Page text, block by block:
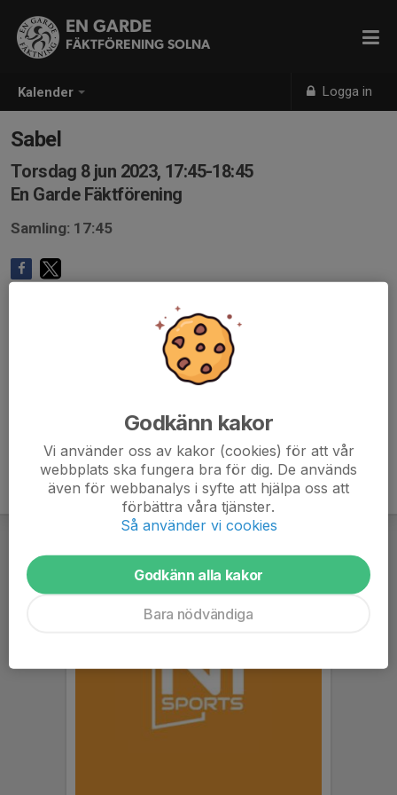
Kalender Logga in
EN GARDE
FÄKTFÖRENING SOLNA
Sabel
Torsdag 8 jun 2023, 17:45-18:45
En Garde Fäktförening
Samling: 17:45
Godkänn kakor
Vi använder oss av kakor (cookies) för att vår
webbplats ska fungera bra för dig. De används
även för webbanalys i syfte att hjälpa oss att
förbättra våra tjänster.
Så använder vi cookies
Godkänn alla kakor
Bara nödvändiga